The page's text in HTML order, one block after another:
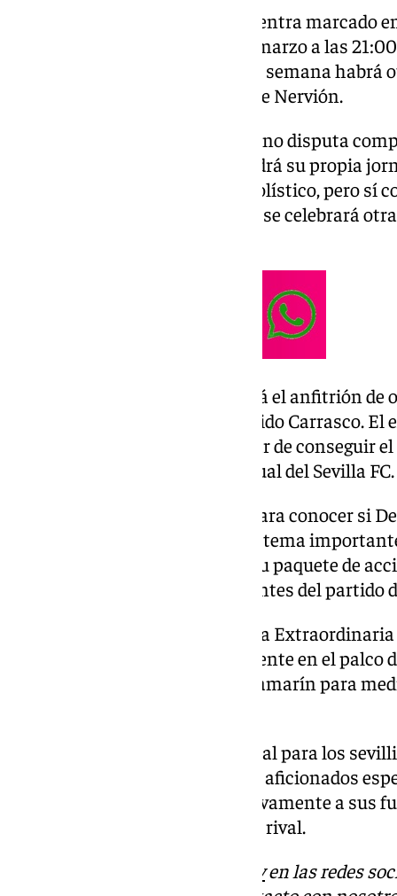
El Gran Derbi sevillano se encuentra marcado
el domingo 30 de marzo a las
frente al eterno rival, durante la semana habrá
afecta de manera directa a los de Nervión.
La entidad hispalense esta año no disputa
semana del derbi sevillano, tendrá su propia
tendrá nada que ver con lo futbolístico, pero sí
jueves 27 de marzo a las 18:00h se celebrará
El Hotel Meliá Los Lebreros será el anfitrión
Nido Benavente y su hijo, Del Nido Carrasco.
Junta Extraordinaria para tratar de conseguir
Consejo de Administración actual del Sevilla FC.
Habrá que esperar a la sesión para conocer si
esta vez su derecho a voto. Otro tema
tomarán ‘los americanos’ con su paquete de
despachos, que llega tres días antes del partido
Tras la celebración de esta Junta
incertidumbre de si estará presente en el palco
Nervión visitarán el Benito Villamarín para
Un partido que será fundamental para los
pela por una plaza europea. Los aficionados
extradeportiva no afecte negativamente a sus
importante frente a su máximo rival.
101Tven las redes